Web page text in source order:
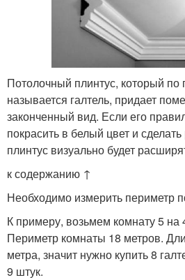
Потолочный плинтус, который по
называется галтель, придает
законченный вид. Если его
покрасить в белый цвет и
плинтус визуально будет
к содержанию ↑
Необходимо измерить периметр
К примеру, возьмем комнату 5 на
Периметр комнаты 18 метров.
метра, значит нужно купить 8
9 штук.